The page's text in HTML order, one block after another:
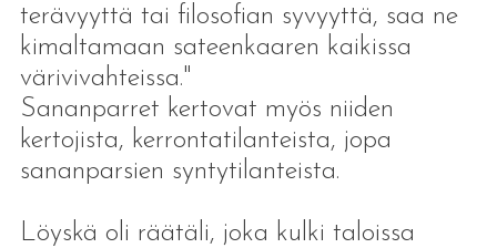
terävyyttä tai filosofian syvyyttä, saa ne
kimaltamaan sateenkaaren kaikissa
värivivahteissa."
Sananparret kertovat myös niiden
kertojista, kerrontatilanteista, jopa
sananparsien syntytilanteista.
Löyskä oli räätäli, joka kulki taloissa